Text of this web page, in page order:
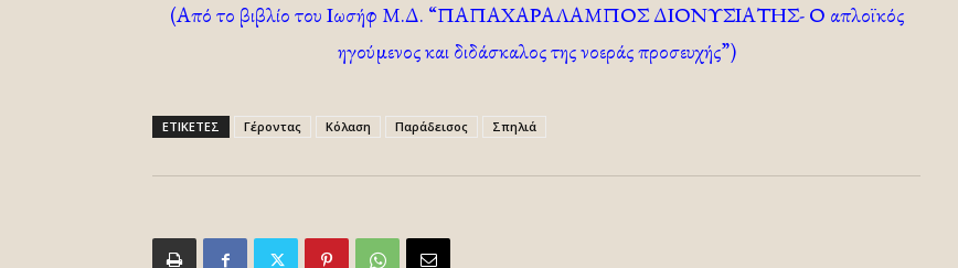
(Από το βιβλίο του Ιωσήφ Μ.Δ. “ΠΑΠΑΧΑΡΑΛΑΜΠΟΣ ΔΙΟΝΥΣΙΑΤΗΣ- Ο απλοϊκός
ηγούμενος και διδάσκαλος της νοεράς προσευχής”)
ΕΤΙΚΕΤΕΣ Γέροντας Κόλαση Παράδεισος Σπηλιά